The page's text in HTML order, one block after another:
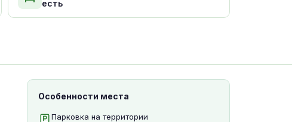
есть
Особенности места
Парковка на территории